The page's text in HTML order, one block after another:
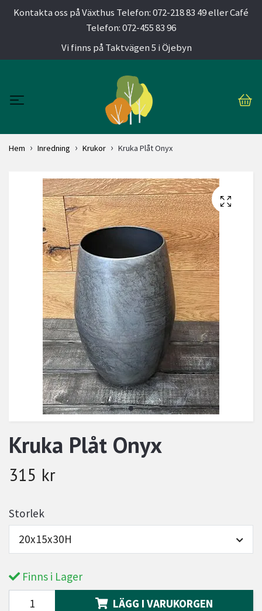
Kontakta oss på Växthus Telefon: 072-218 83 49 eller Café
Telefon: 072-455 83 96
Vi finns på Taktvägen 5 i Öjebyn
Hem Inredning Krukor Kruka Plåt Onyx
Kruka Plåt Onyx
315 kr
Storlek
20x15x30H
Finns i Lager
LÄGG I VARUKORGEN